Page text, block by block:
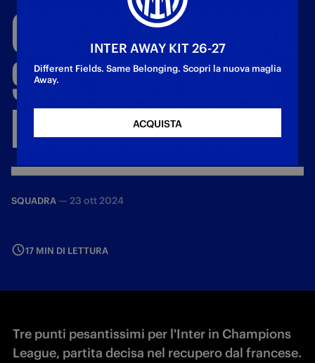
GUIZZOTHURAM
93'!L'INTERBATTE
LOYOUNGBOYS
SQUADRA — 23 ott 2024
17 MIN DI LETTURA
Tre punti pesantissimi per l'Inter in Champions
League, partita decisa nel recupero dal francese.
INTER AWAY KIT 26-27
Different Fields. Same Belonging. Scopri la nuova maglia
Away.
ACQUISTA